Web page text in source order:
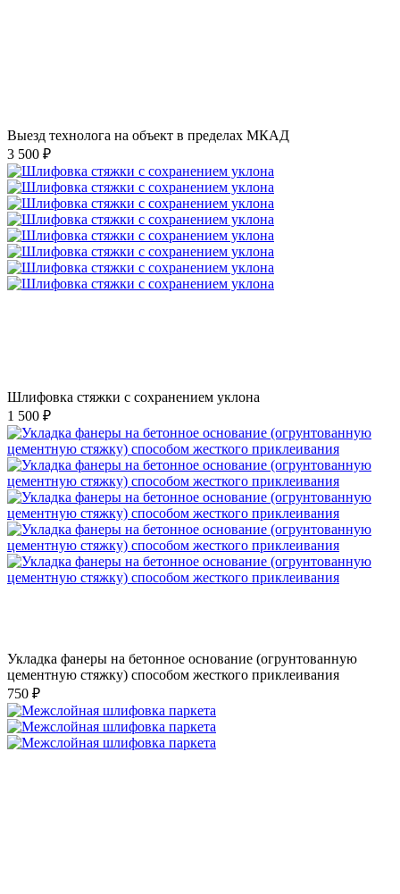
Выезд технолога на объект в пределах МКАД
3 500 ₽
Шлифовка стяжки с сохранением уклона
1 500 ₽
Укладка фанеры на бетонное основание (огрунтованную
цементную стяжку) способом жесткого приклеивания
750 ₽